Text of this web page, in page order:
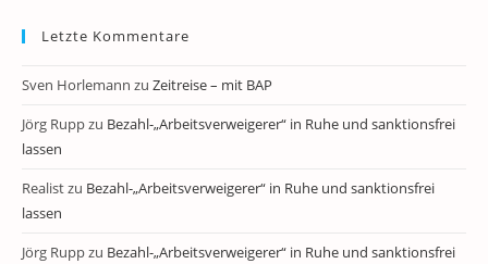
Letzte Kommentare
Sven Horlemann zu Zeitreise – mit BAP
Jörg Ruppzu Bezahl-„Arbeitsverweigerer“ in Ruhe und sanktionsfrei
lassen
Realistzu Bezahl-„Arbeitsverweigerer“ in Ruhe und sanktionsfrei
lassen
Jörg Ruppzu Bezahl-„Arbeitsverweigerer“ in Ruhe und sanktionsfrei